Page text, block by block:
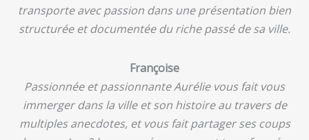
transporte avec passion dans une présentation bien
structurée et documentée du riche passé de sa ville.
Françoise
Passionnée et passionnante Aurélie vous fait vous
immerger dans la ville et son histoire au travers de
multiples anecdotes, et vous fait partager ses coups